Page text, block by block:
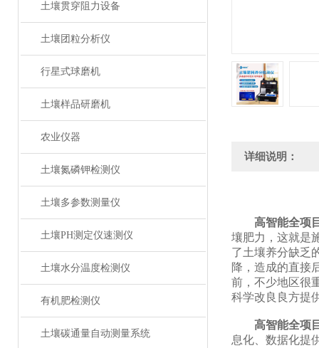
土壤贯穿阻力设备
土壤团粒分析仪
行星式球磨机
土壤样品研磨机
农业仪器
土壤氮磷钾检测仪
土壤多参数测量仪
土壤PH测定仪速测仪
土壤水分温度检测仪
有机肥检测仪
土壤碳通量自动测量系统
详细说明：
高智能全项
壤肥力，这就是
了土壤养分缺乏
降，造成的直接
前，不少地区很
科学改良良方提
高智能全项
息化、数据化提